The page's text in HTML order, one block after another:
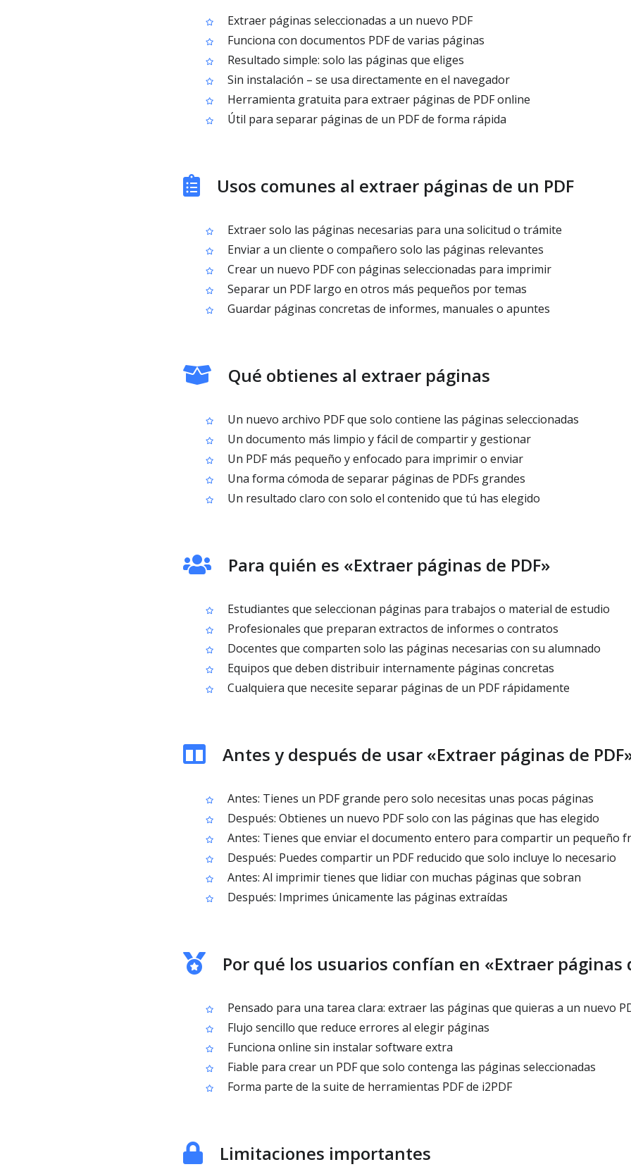
Extraer páginas seleccionadas a un nuevo PDF
Funciona con documentos PDF de varias páginas
Resultado simple: solo las páginas que eliges
Sin instalación – se usa directamente en el navegador
Herramienta gratuita para extraer páginas de PDF online
Útil para separar páginas de un PDF de forma rápida
Usos comunes al extraer páginas de un PDF
Extraer solo las páginas necesarias para una solicitud o trámite
Enviar a un cliente o compañero solo las páginas relevantes
Crear un nuevo PDF con páginas seleccionadas para imprimir
Separar un PDF largo en otros más pequeños por temas
Guardar páginas concretas de informes, manuales o apuntes
Qué obtienes al extraer páginas
Un nuevo archivo PDF que solo contiene las páginas seleccionadas
Un documento más limpio y fácil de compartir y gestionar
Un PDF más pequeño y enfocado para imprimir o enviar
Una forma cómoda de separar páginas de PDFs grandes
Un resultado claro con solo el contenido que tú has elegido
Para quién es «Extraer páginas de PDF»
Estudiantes que seleccionan páginas para trabajos o material de estudio
Profesionales que preparan extractos de informes o contratos
Docentes que comparten solo las páginas necesarias con su alumnado
Equipos que deben distribuir internamente páginas concretas
Cualquiera que necesite separar páginas de un PDF rápidamente
Antes y después de usar «Extraer páginas de
Antes: Tienes un PDF grande pero solo necesitas unas pocas páginas
Después: Obtienes un nuevo PDF solo con las páginas que has elegido
Antes: Tienes que enviar el documento entero para compartir un pequeño
Después: Puedes compartir un PDF reducido que solo incluye lo necesario
Antes: Al imprimir tienes que lidiar con muchas páginas que sobran
Después: Imprimes únicamente las páginas extraídas
Por qué los usuarios confían en «Extraer páginas
Pensado para una tarea clara: extraer las páginas que quieras a un nuevo
Flujo sencillo que reduce errores al elegir páginas
Funciona online sin instalar software extra
Fiable para crear un PDF que solo contenga las páginas seleccionadas
Forma parte de la suite de herramientas PDF de i2PDF
Limitaciones importantes